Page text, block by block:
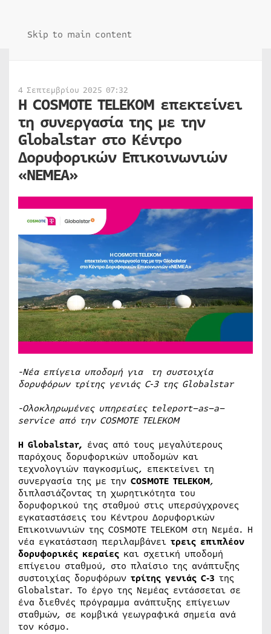
Skip to main content
4 Σεπτεμβρίου 2025 07:32
Η COSMOTE TELEKOM επεκτείνει
τη συνεργασία της με την
Globalstar στο Κέντρο
Δορυφορικών Επικοινωνιών
«ΝΕΜΕΑ»
-Νέα επίγεια υποδομή για τη συστοιχία
δορυφόρων τρίτης γενιάς C‑3 της Globalstar
-Ολοκληρωμένες υπηρεσίες teleport–as–a–
service από την COSMOTE TELEKOM
Η Globalstar, ένας από τους μεγαλύτερους
παρόχους δορυφορικών υποδομών και
τεχνολογιών παγκοσμίως, επεκτείνει τη
συνεργασία της με την COSMOTE TELEKOM,
διπλασιάζοντας τη χωρητικότητα του
δορυφορικού της σταθμού στις υπερσύγχρονες
εγκαταστάσεις του Κέντρου Δορυφορικών
Επικοινωνιών της COSMOTE TELEKOM στη Νεμέα. Η
νέα εγκατάσταση περιλαμβάνει τρεις επιπλέον
δορυφορικές κεραίες και σχετική υποδομή
επίγειου σταθμού, στο πλαίσιο της ανάπτυξης
συστοιχίας δορυφόρων τρίτης γενιάς C‑3 της
Globalstar. Το έργο της Νεμέας εντάσσεται σε
ένα διεθνές πρόγραμμα ανάπτυξης επίγειων
σταθμών, σε κομβικά γεωγραφικά σημεία ανά
τον κόσμο.